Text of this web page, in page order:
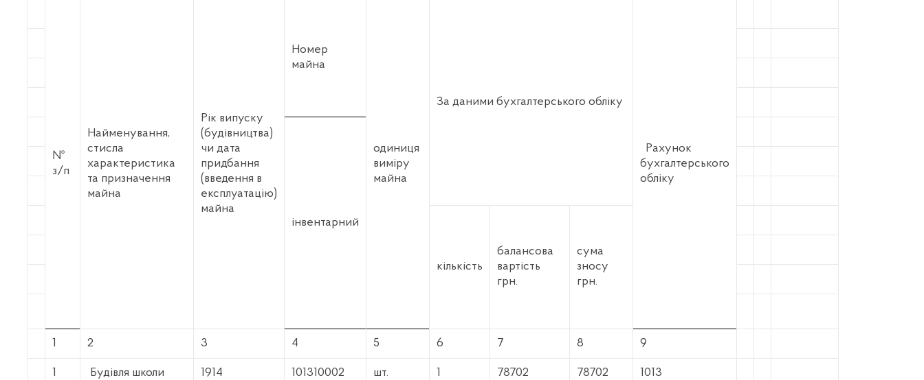
№
з/п
Найменування,
стисла
характеристика
та призначення
майна
Рік випуску
(будівництва)
чи дата
придбання
(введення в
експлуатацію)
майна
Номер
майна
одиниця
виміру
майна
За даними бухгалтерського обліку
Рахунок
бухгалтерського
обліку
інвентарний
кількість
балансова
вартість
грн.
сума
зносу
грн.
1 2 3 4 5 6 7 8 9
1 Будівля школи 1914 101310002 шт. 1 78702 78702 1013